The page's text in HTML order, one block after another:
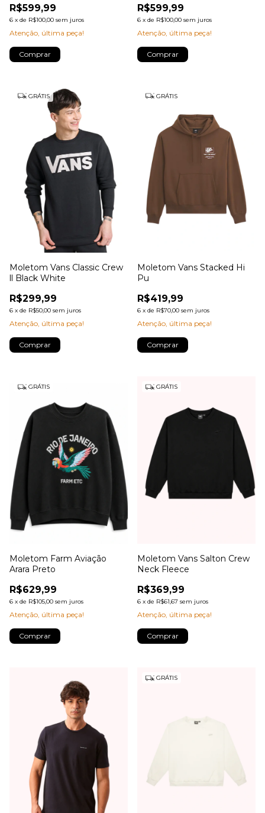
R$599,99
6 x de R$100,00 sem juros
Atenção, última peça!
Comprar
R$599,99
6 x de R$100,00 sem juros
Atenção, última peça!
Comprar
GRÁTIS
Moletom Vans Classic Crew
ll Black White
R$299,99
6 x de R$50,00 sem juros
Atenção, última peça!
Comprar
GRÁTIS
Moletom Vans Stacked Hi
Pu
R$419,99
6 x de R$70,00 sem juros
Atenção, última peça!
Comprar
GRÁTIS
Moletom Farm Aviação
Arara Preto
R$629,99
6 x de R$105,00 sem juros
Atenção, última peça!
Comprar
GRÁTIS
Moletom Vans Salton Crew
Neck Fleece
R$369,99
6 x de R$61,67 sem juros
Atenção, última peça!
Comprar
GRÁTIS